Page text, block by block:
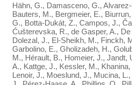
Hähn, G., Damasceno, G.,
Bauters, M., Bergmeier, E.,
G., Botta-Dukát, Z., Campos, J.,
Ćušterevska, R., de Gasper, A.,
Dolezal, J., El-Sheikh, M., Finckh,
Garbolino, E., Gholizadeh, H.,
M., Hérault, B., Homeier, J., Jandt,
A., Kattge, J., Kessler, M.,
Lenoir, J., Moeslund, J., Mucina,